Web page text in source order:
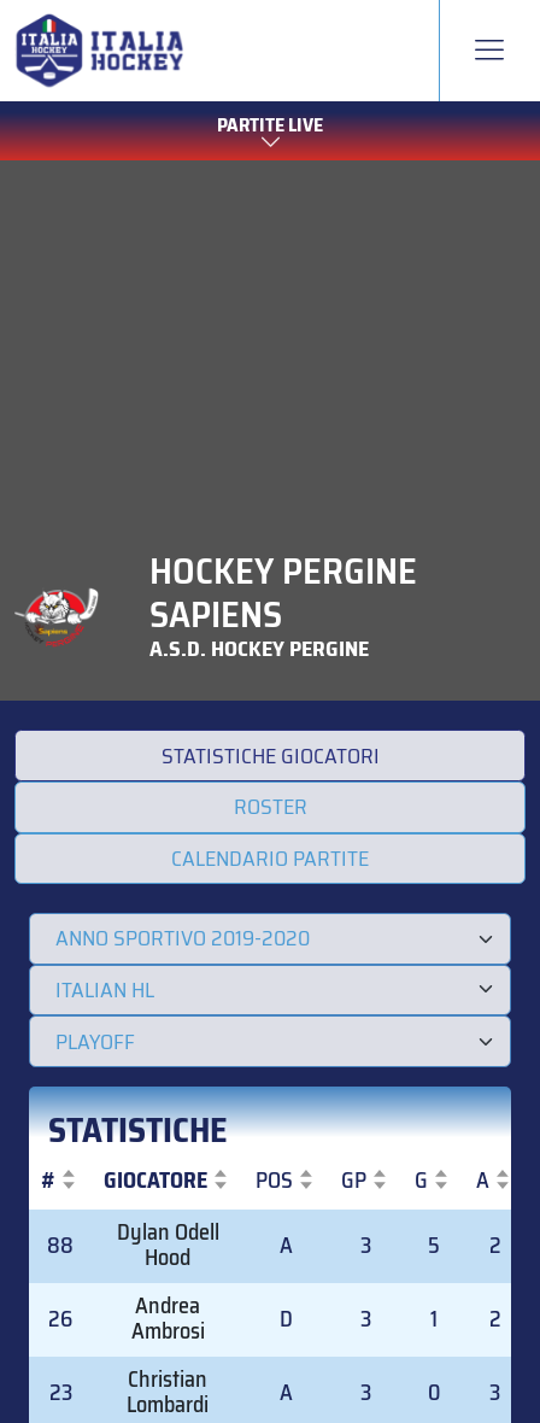
PARTITE LIVE
HOCKEY PERGINE
SAPIENS
A.S.D. HOCKEY PERGINE
STATISTICHE GIOCATORI
ROSTER
CALENDARIO PARTITE
STATISTICHE
# GIOCATORE POS GP G A
GIOCATORE
88 Dylan Odell
Hood A 3 5 2
26 Andrea
Ambrosi D 3 1 2
23 Christian
Lombardi A 3 0 3